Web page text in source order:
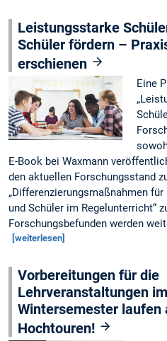
Leistungsstarke
Schüler fördern –
erschienen
Eine
E-Book bei Waxmann
den aktuellen Forschungsstand
„Differenzierungsmaßnahmen
und Schüler im Regelunterricht“
Forschungsbefunden werden
[weiterlesen]
Vorbereitungen für die
Lehrveranstaltungen
Wintersemester laufen
Hochtouren!